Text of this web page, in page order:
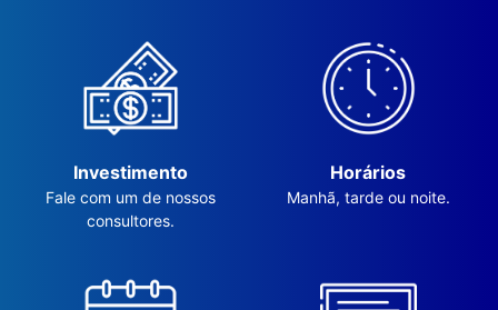
Investimento
Fale com um de nossos
consultores.
Horários
Manhã, tarde ou noite.